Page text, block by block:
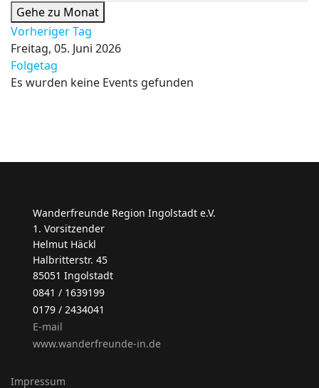
Gehe zu Monat
Vorheriger Tag
Freitag, 05. Juni 2026
Folgetag
Es wurden keine Events gefunden
Wanderfreunde Region Ingolstadt e.V.
1. Vorsitzender
Helmut Häckl
Halbritterstr. 45
85051 Ingolstadt
0841 / 1639199
0179 / 2434041
E-mail
www.wanderfreunde-in.de
Impressum